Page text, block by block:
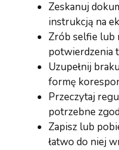
Zeskanuj
instrukcją na
Zrób selfie lub
potwierdzenia
Uzupełnij
formę
Przeczytaj
potrzebne
Zapisz lub
łatwo do niej